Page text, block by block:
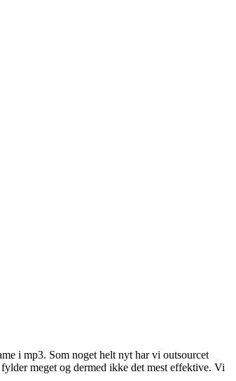
i mp3. Som noget helt nyt har vi outsourcet
meget og dermed ikke det mest effektive. Vi